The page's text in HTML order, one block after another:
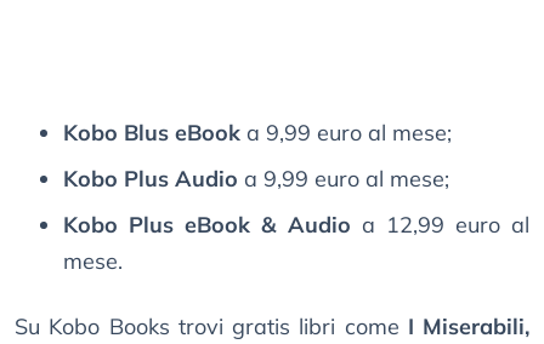
Kobo Blus eBook a 9,99 euro al mese;
Kobo Plus Audio a 9,99 euro al mese;
Kobo Plus eBook & Audio a 12,99 euro al
mese.
Su Kobo Books trovi gratis libri come I Miserabili,